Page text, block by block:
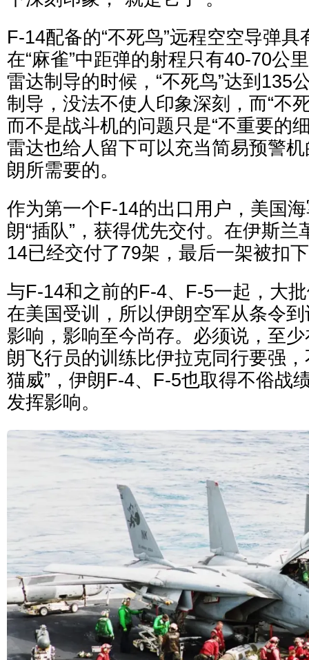
F-14配备的“不死鸟”远程空空导弹
在“麻雀”中距弹的射程只有40-70公
雷达制导的时候，“不死鸟”达到135
制导，没法不使人印象深刻，而“不
而不是战斗机的问题只是“不重要的
雷达也给人留下可以充当简易预警
朗所需要的。
作为第一个F-14的出口用户，美国
朗“插队”，获得优先交付。在伊斯
14已经交付了79架，最后一架被扣
与F-14和之前的F-4、F-5一起，大
在美国受训，所以伊朗空军从条令
影响，影响至今尚存。必须说，至
朗飞行员的训练比伊拉克同行要强
猫威”，伊朗F-4、F-5也取得不俗战
发挥影响。